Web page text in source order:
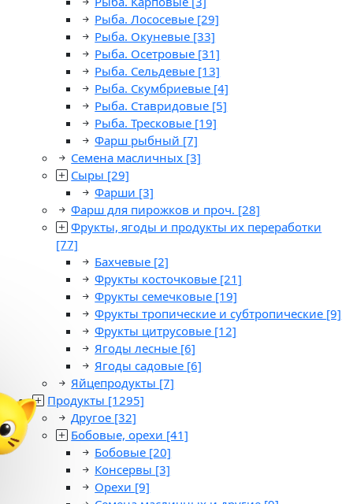
Рыба. Лососевые [29]
Рыба. Окуневые [33]
Рыба. Осетровые [31]
Рыба. Сельдевые [13]
Рыба. Скумбриевые [4]
Рыба. Ставридовые [5]
Рыба. Тресковые [19]
Фарш рыбный [7]
Семена масличных [3]
Сыры [29]
Фарши [3]
Фарш для пирожков и проч. [28]
Фрукты, ягоды и продукты их переработки
[77]
Бахчевые [2]
Фрукты косточковые [21]
Фрукты семечковые [19]
Фрукты тропические и субтропические [9]
Фрукты цитрусовые [12]
Ягоды лесные [6]
Ягоды садовые [6]
Яйцепродукты [7]
Продукты [1295]
Другое [32]
Бобовые, орехи [41]
Бобовые [20]
Консервы [3]
Орехи [9]